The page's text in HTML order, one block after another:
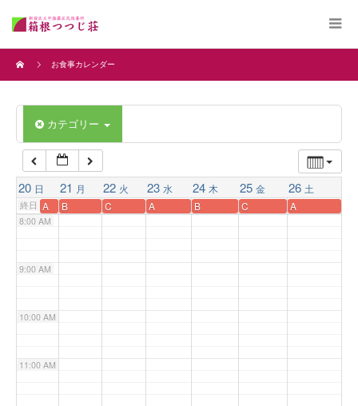
お食事カレンダー
カテゴリー
20 日 21 月 22 火 23 水 24 木 25 金 26 土
終日 A B C A B C A
4:00 AM
6:00 AM
7:00 AM
8:00 AM
9:00 AM
10:00 AM
11:00 AM